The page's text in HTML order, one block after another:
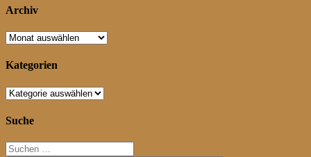
Archiv
Archiv
Kategorien
Kategorien
Suche
Suchen